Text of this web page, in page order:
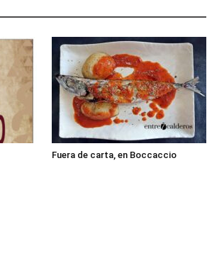
Fuera de carta, en Boccaccio